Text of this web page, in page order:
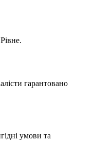
гарантовано
умови та